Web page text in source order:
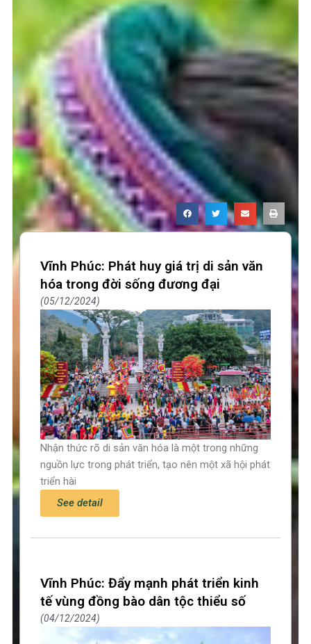
Vĩnh Phúc: Phát huy giá trị di sản văn
hóa trong đời sống đương đại
05/12/2024
Nhận thức rõ di sản văn hóa là một trong những
nguồn lực trong phát triển, tạo nên một xã hội phát
triển hài
See detail
Vĩnh Phúc: Đẩy mạnh phát triển kinh
tế vùng đồng bào dân tộc thiểu số
04/12/2024